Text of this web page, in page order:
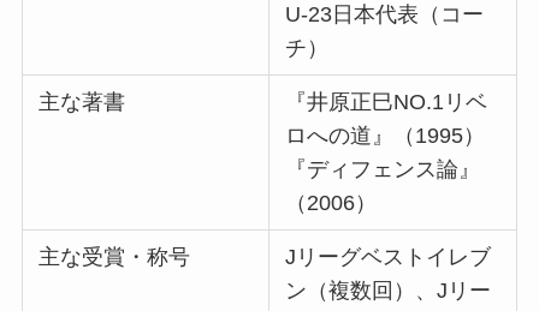
U-23日本代表（コー
チ）
主な著書
『井原正巳NO.1リベ
ロへの道』（1995）
『ディフェンス論』
（2006）
主な受賞・称号
Jリーグベストイレブ
ン（複数回）、Jリー